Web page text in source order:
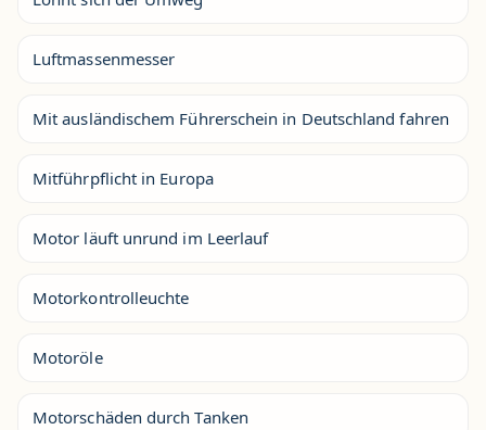
Luftmassenmesser
Mit ausländischem Führerschein in Deutschland fahren
Mitführpflicht in Europa
Motor läuft unrund im Leerlauf
Motorkontrolleuchte
Motoröle
Motorschäden durch Tanken